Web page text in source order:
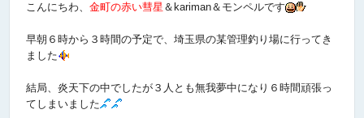
こんにちわ、 金町の赤い彗星 ＆kariman＆モンペルです
早朝６時から３時間の予定で、埼玉県の某管理釣り場に行ってき
ました
結局、炎天下の中でしたが３人とも無我夢中になり６時間頑張っ
てしまいました